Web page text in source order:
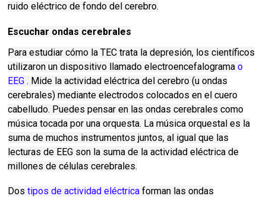
ruido eléctrico de fondo del cerebro.
Escuchar ondas cerebrales
Para estudiar cómo la TEC trata la depresión, los científicos
utilizaron un dispositivo llamado electroencefalogramao
EEG . Mide la actividad eléctrica del cerebro (u ondas
cerebrales) mediante electrodos colocados en el cuero
cabelludo. Puedes pensar en las ondas cerebrales como
música tocada por una orquesta. La música orquestal es la
suma de muchos instrumentos juntos, al igual que las
lecturas de EEG son la suma de la actividad eléctrica de
millones de células cerebrales.
Dostipos de actividad eléctrica forman las ondas